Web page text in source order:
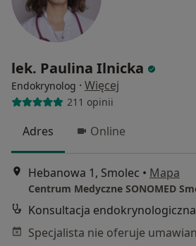
lek. Paulina Ilnicka
Endokrynolog · Więcej
211 opinii
Adres Online
Hebanowa 1, Smolec • Mapa
Konsultacja endokrynologiczna